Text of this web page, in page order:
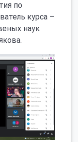
по
курса –
наук